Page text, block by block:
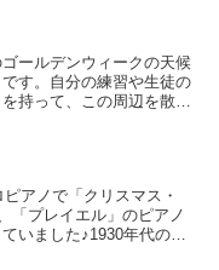
ールデンウィークの天候
す。自分の練習や生徒の
持って、この周辺を散策
アノで「クリスマス・
「プレイエル」のピアノ
いました♪1930年代の木